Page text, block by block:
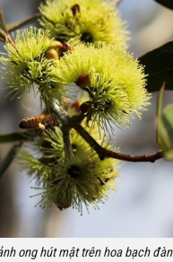
ong hút mật trên hoa bạch đàn